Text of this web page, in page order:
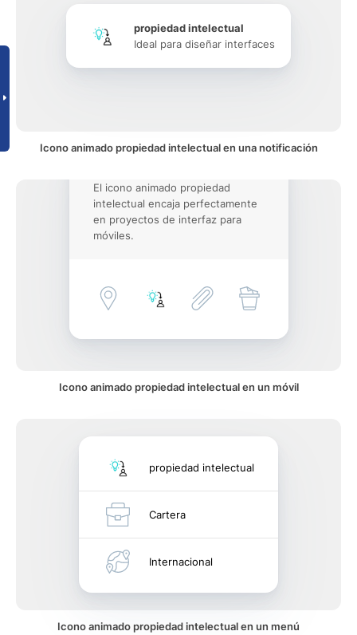
propiedad intelectual
Ideal para diseñar interfaces
Icono animado propiedad intelectual en una notificación
El icono animado propiedad
intelectual encaja perfectamente
en proyectos de interfaz para
móviles.
Icono animado propiedad intelectual en un móvil
propiedad intelectual
Cartera
Internacional
Icono animado propiedad intelectual en un menú